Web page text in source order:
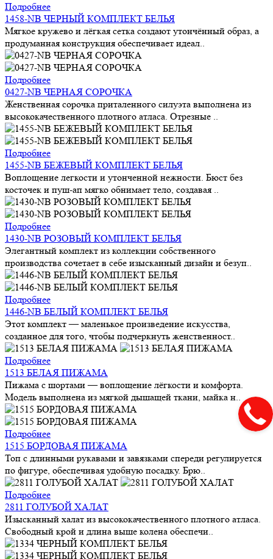
Подробнее
1458-NB ЧЕРНЫЙ КОМПЛЕКТ БЕЛЬЯ
Мягкое кружево и лёгкая сетка создают утончённый образ, а
продуманная конструкция обеспечивает идеал..
Подробнее
0427-NB ЧЕРНАЯ СОРОЧКА
Женственная сорочка приталенного силуэта выполнена из
высококачественного плотного атласа. Отрезные ..
Подробнее
1455-NB БЕЖЕВЫЙ КОМПЛЕКТ БЕЛЬЯ
Воплощение легкости и утонченной нежности. Бюст без
косточек и пуш-ап мягко обнимает тело, создавая ..
Подробнее
1430-NB РОЗОВЫЙ КОМПЛЕКТ БЕЛЬЯ
Элегантный комплект из коллекции собственного
производства сочетает в себе изысканный дизайн и безуп..
Подробнее
1446-NB БЕЛЫЙ КОМПЛЕКТ БЕЛЬЯ
Этот комплект — маленькое произведение искусства,
созданное для того, чтобы подчеркнуть женственност..
Подробнее
1513 БЕЛАЯ ПИЖАМА
Пижама с шортами — воплощение лёгкости и комфорта.
Модель выполнена из мягкой дышащей ткани, майка н..
Подробнее
1515 БОРДОВАЯ ПИЖАМА
Топ с длинными рукавами и завязками спереди регулируется
по фигуре, обеспечивая удобную посадку. Брю..
Подробнее
2811 ГОЛУБОЙ ХАЛАТ
Изысканный халат из высококачественного плотного атласа.
Свободный крой и длина выше колена обеспечи..